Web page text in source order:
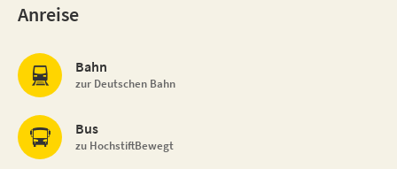
Anreise
Bahn
zur Deutschen Bahn
Bus
zu HochstiftBewegt